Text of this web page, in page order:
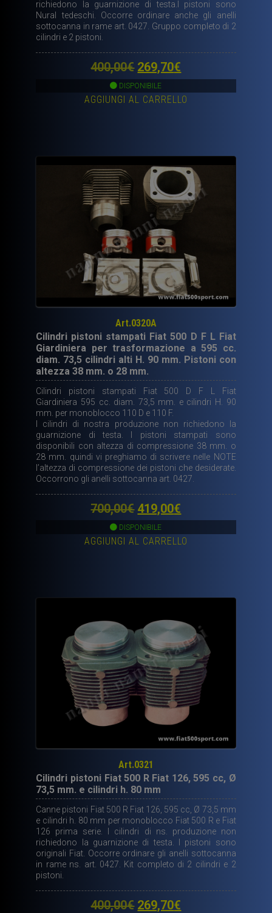
richiedono la guarnizione di testa.I pistoni sono
Nural tedeschi. Occorre ordinare anche gli anelli
sottocanna in rame art. 0427. Gruppo completo di 2
cilindri e 2 pistoni.
400,00€ Il
prezzo
originale
269,70€
attuale
DISPONIBILE
AGGIUNGI AL CARRELLO
Art.0320A
Cilindri pistoni stampati Fiat 500 D F L Fiat
Giardiniera per trasformazione a 595 cc.
diam. 73,5 cilindri alti H. 90 mm. Pistoni con
altezza 38 mm. o 28 mm.
Cilindri pistoni stampati Fiat 500 D F L Fiat
Giardiniera 595 cc. diam. 73,5 mm. e cilindri H. 90
mm. per monoblocco 110 D e 110 F.
I cilindri di nostra produzione non richiedono la
guarnizione di testa. I pistoni stampati sono
disponibili con altezza di compressione 38 mm. o
28 mm. quindi vi preghiamo di scrivere nelle NOTE
l’altezza di compressione dei pistoni che desiderate.
Occorrono gli anelli sottocanna art. 0427.
700,00€ Il
prezzo
originale
419,00€
attuale
DISPONIBILE
AGGIUNGI AL CARRELLO
Art.0321
Cilindri pistoni Fiat 500 R Fiat 126, 595 cc, Ø
73,5 mm. e cilindri h. 80 mm
Canne pistoni Fiat 500 R Fiat 126, 595 cc, Ø 73,5 mm
e cilindri h. 80 mm per monoblocco Fiat 500 R e Fiat
126 prima serie. I cilindri di ns. produzione non
richiedono la guarnizione di testa. I pistoni sono
originali Fiat. Occorre ordinare gli anelli sottocanna
in rame ns. art. 0427. Kit completo di 2 cilindri e 2
pistoni.
400,00€ Il
269,70€